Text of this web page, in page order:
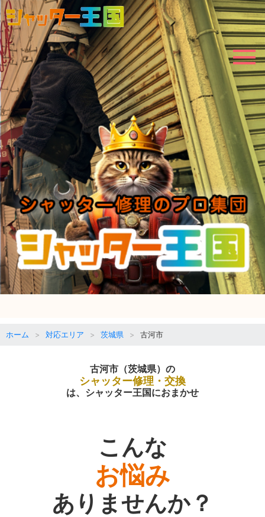
ホーム 対応エリア 茨城県 古河市
古河市（茨城県）の
シャッター修理・交換
は、シャッター王国におまかせ
こんな
お悩み
ありませんか？